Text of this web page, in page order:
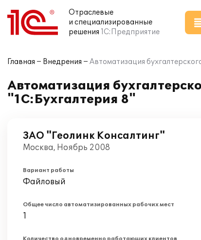
Отраслевые
и специализированные
решения 1С:Предприятие
Главная Внедрения Автоматизация
Автоматизация
"1С:Бухгалтерия 8"
ЗАО "Геолинк Консалтинг"
Москва, Ноябрь 2008
Вариант работы
Файловый
Общее число автоматизированных рабочих мест
1